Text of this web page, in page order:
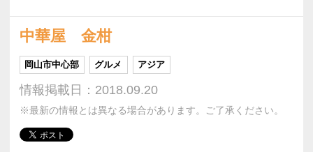
中華屋 金柑
岡山市中心部 グルメ アジア
情報掲載日：2018.09.20
※最新の情報とは異なる場合があります。ご了承ください。